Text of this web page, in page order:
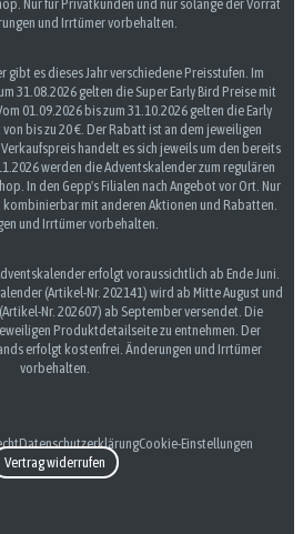
Nur für Privatkunden und nur solange der Vorrat
und Irrtümer vorbehalten.
gibt es dieses Jahr verschiedene Preisstufen. Im
31.08.2026 gelten die Super Early Bird Preise mit
01.09.2026 bis zum 31.10.2026 gelten die Early
bis zu 20 €. Der Rabatt ist an dem jeweiligen
handelt es sich jeweils um den bereits
werden die Adventskalender zum regulären
In den Gepp's Filialen nach Angebot vor Ort. Nur
mit anderen Aktionen und Rabatten.
und Irrtümer vorbehalten.
erfolgt voraussichtlich ab Ende Juni.
(Artikel-Nr. 202141) wird ab Mitte August und
Nr. 202607) ab September versendet. Die
Produktdetailseite zu entnehmen. Der
erfolgt kostenfrei. Änderungen und Irrtümer
vorbehalten.
DatenschutzerklärungCookie-Einstellungen
Vertrag widerrufen